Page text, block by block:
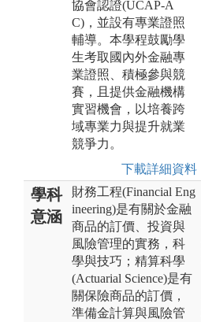
協會認證(UCAP-A
C)，並設有專業證照
輔導。本學程鼓勵學
生考取國內外金融專
業證照、積極參與競
賽，且提供金融機構
實習機會，以培養跨
域專業力與提升就業
競爭力。
下載詳細資料
學科
意涵
財務工程(Financial Eng
ineering)是有關於金融
商品的訂價、投資與
風險管理的實務，科
學與技巧；精算科學
(Actuarial Science)是有
關保險商品的訂價，
準備金計算與風險管